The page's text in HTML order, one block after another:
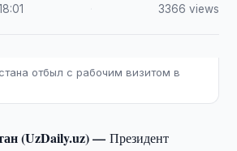
3366 views
отбыл с рабочим визитом в
(UzDaily.uz) —Президент